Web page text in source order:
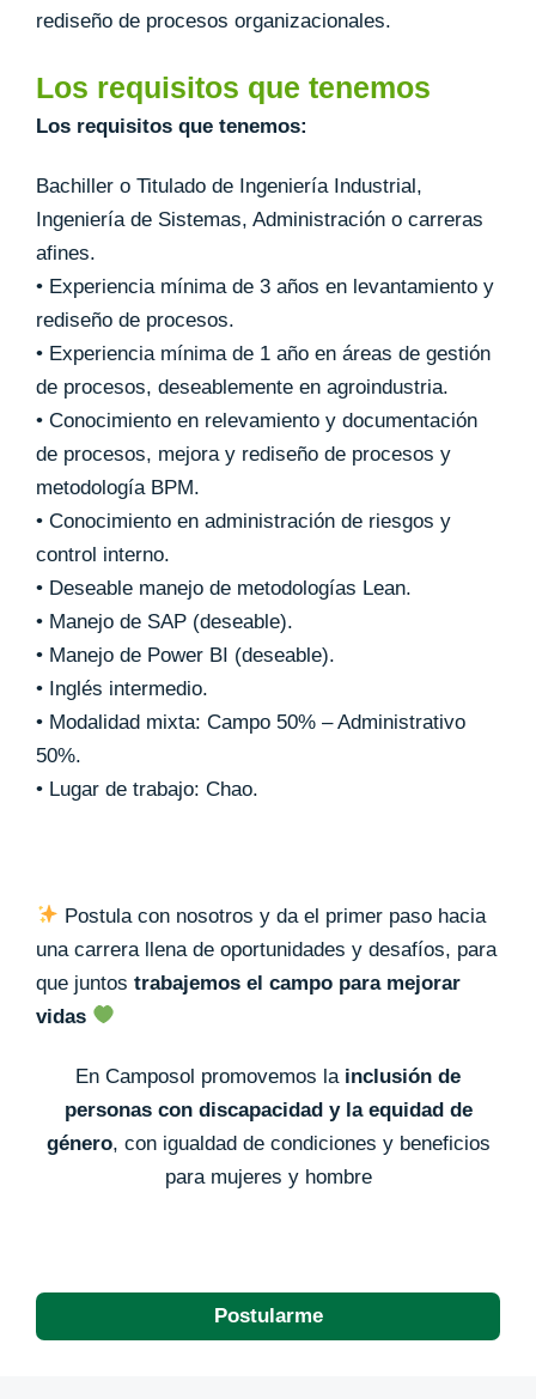
rediseño de procesos organizacionales.
Los requisitos que tenemos
Los requisitos que tenemos:
Bachiller o Titulado de Ingeniería Industrial,
Ingeniería de Sistemas, Administración o carreras
afines.
• Experiencia mínima de 3 años en levantamiento y
rediseño de procesos.
• Experiencia mínima de 1 año en áreas de gestión
de procesos, deseablemente en agroindustria.
• Conocimiento en relevamiento y documentación
de procesos, mejora y rediseño de procesos y
metodología BPM.
• Conocimiento en administración de riesgos y
control interno.
• Deseable manejo de metodologías Lean.
• Manejo de SAP (deseable).
• Manejo de Power BI (deseable).
• Inglés intermedio.
• Modalidad mixta: Campo 50% – Administrativo
50%.
• Lugar de trabajo: Chao.
Postula con nosotros y da el primer paso hacia
una carrera llena de oportunidades y desafíos, para
que juntos trabajemos el campo para mejorar
vidas
En Camposol promovemos la inclusión de
personas con discapacidad y la equidad de
género, con igualdad de condiciones y beneficios
para mujeres y hombre
Postularme